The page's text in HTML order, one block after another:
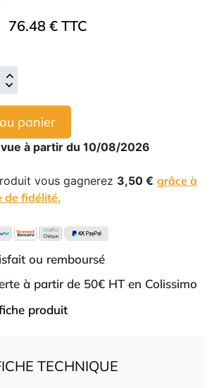
76.48 € TTC
panier
à partir du 10/08/2026
vous gagnerez 3,50 € grâce à
de fidélité.
ou remboursé
à partir de 50€ HT en Colissimo
produit
TECHNIQUE